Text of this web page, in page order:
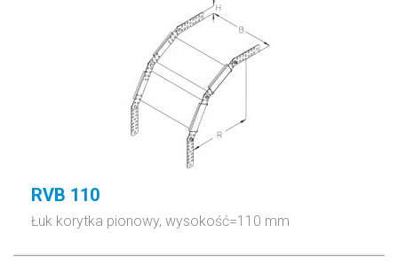
RVB 110
Łuk korytka pionowy, wysokość=110 mm